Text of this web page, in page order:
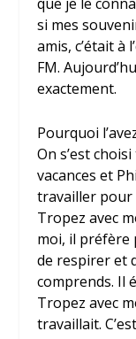
si mes
amis, c’était à
FM.
exactement.
Pourquoi
On s’est
vacances et
travailler pour
Tropez avec
moi, il préfère
de respirer et
comprends. Il
Tropez avec
travaillait.